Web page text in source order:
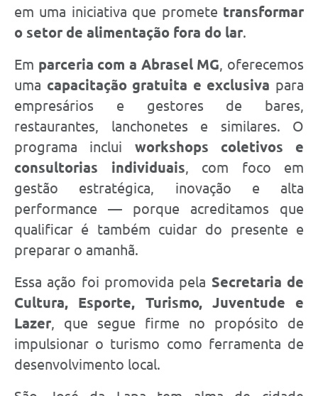
em uma iniciativa que promete transformar
o setor de alimentação fora do lar.
Em parceria com a Abrasel MG, oferecemos
uma capacitação gratuita e exclusiva para
empresários e gestores de bares,
restaurantes, lanchonetes e similares. O
programa inclui workshops coletivos e
consultorias individuais, com foco em
gestão estratégica, inovação e alta
performance — porque acreditamos que
qualificar é também cuidar do presente e
preparar o amanhã.
Essa ação foi promovida pela Secretaria de
Cultura, Esporte, Turismo, Juventude e
Lazer, que segue firme no propósito de
impulsionar o turismo como ferramenta de
desenvolvimento local.